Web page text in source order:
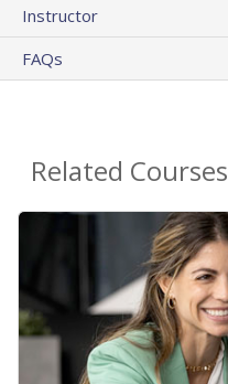
Instructor
FAQs
Related Courses